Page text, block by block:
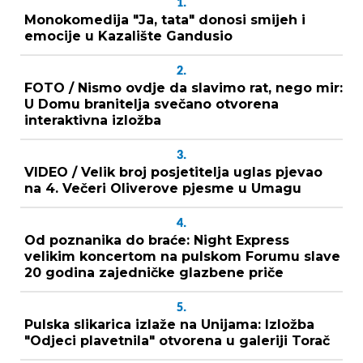
1.
Monokomedija "Ja, tata" donosi smijeh i
emocije u Kazalište Gandusio
2.
FOTO / Nismo ovdje da slavimo rat, nego mir:
U Domu branitelja svečano otvorena
interaktivna izložba
3.
VIDEO / Velik broj posjetitelja uglas pjevao
na 4. Večeri Oliverove pjesme u Umagu
4.
Od poznanika do braće: Night Express
velikim koncertom na pulskom Forumu slave
20 godina zajedničke glazbene priče
5.
Pulska slikarica izlaže na Unijama: Izložba
"Odjeci plavetnila" otvorena u galeriji Torač